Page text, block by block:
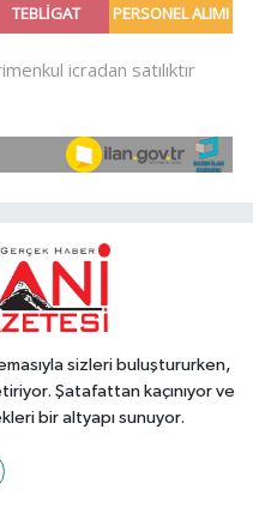
sizleri buluştururken,
Şatafattan kaçınıyor ve
bir altyapı sunuyor.